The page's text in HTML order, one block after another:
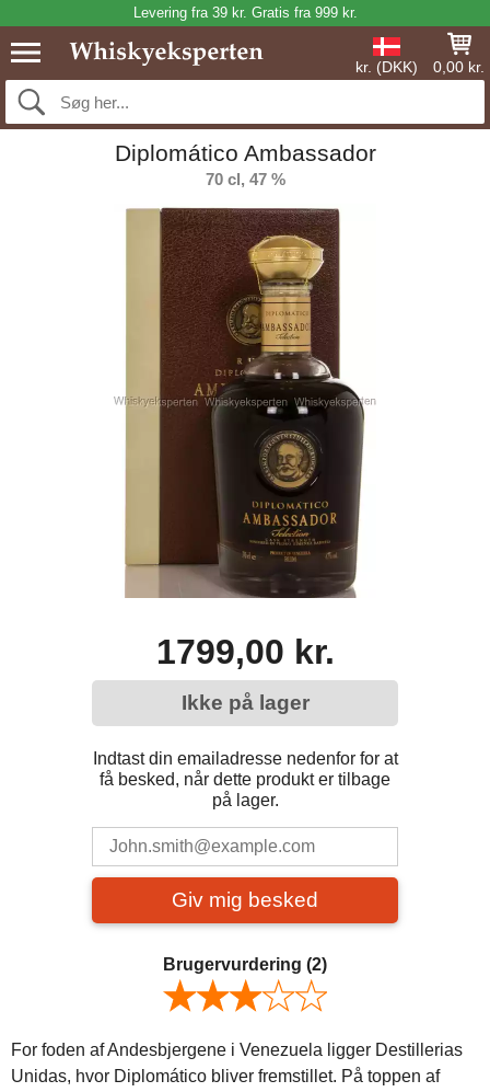
Levering fra 39 kr. Gratis fra 999 kr.
kr. (DKK) 0,00 kr.
Diplomático Ambassador
70 cl, 47 %
1799,00 kr.
Ikke på lager
Indtast din emailadresse nedenfor for at
få besked, når dette produkt er tilbage
på lager.
Giv mig besked
Brugervurdering (2)
For foden af Andesbjergene i Venezuela ligger Destillerias
Unidas, hvor Diplomático bliver fremstillet. På toppen af